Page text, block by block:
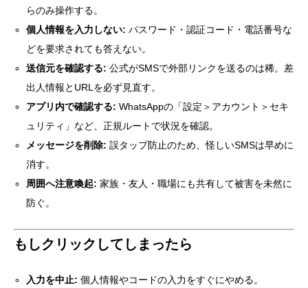
らのみ操作する。
個人情報を入力しない: パスワード・認証コード・電話番号な
どを要求されても答えない。
送信元を確認する: 公式がSMSで外部リンクを送るのは稀。差
出人情報とURLを必ず見直す。
アプリ内で確認する: WhatsAppの「設定＞アカウント＞セキ
ュリティ」など、正規ルートで状況を確認。
メッセージを削除: 誤タップ防止のため、怪しいSMSは早めに
消す。
周囲へ注意喚起: 家族・友人・職場にも共有して被害を未然に
防ぐ。
もしクリックしてしまったら
入力を中止: 個人情報やコードの入力をすぐにやめる。